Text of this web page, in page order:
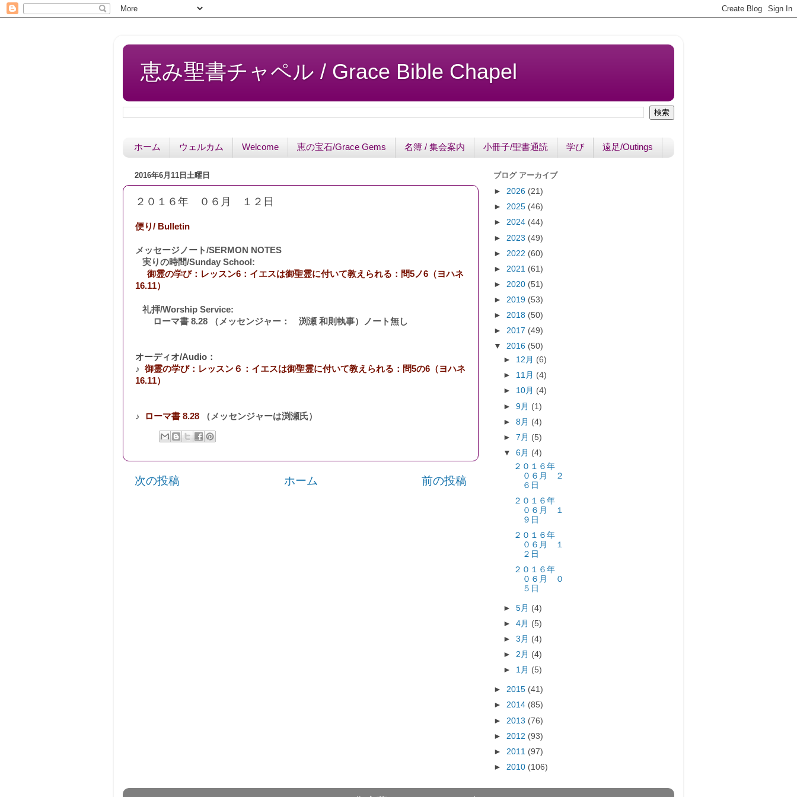
恵み聖書チャペル / Grace Bible Chapel
ホーム ウェルカム Welcome 恵の宝石/Grace Gems 名簿 / 集会案内 小冊子/聖書通読 学び 遠足/Outings
2016年6月11日土曜日
２０１６年 ０６月 １２日
便り/ Bulletin
メッセージノート/SERMON NOTES
実りの時間/Sunday School:
御霊の学び：レッスン6：イエスは御聖霊に付いて教えられる：問5ノ6（ヨハネ
16.11）
礼拝/Worship Service:
ローマ書 8.28 （メッセンジャー： 渕瀬 和則執事）ノート無し
オーディオ/Audio：
♪ 御霊の学び：レッスン６：イエスは御聖霊に付いて教えられる：問5の6（ヨハネ
16.11）
♪ ローマ書 8.28 （メッセンジャーは渕瀬氏）
次の投稿 前の投稿
ホーム
ブログ アーカイブ
► 2026 (21)
► 2025 (46)
► 2024 (44)
► 2023 (49)
► 2022 (60)
► 2021 (61)
► 2020 (51)
► 2019 (53)
► 2018 (50)
► 2017 (49)
▼ 2016 (50)
► 12月 (6)
► 11月 (4)
► 10月 (4)
►9月 (1)
►8月 (4)
►7月 (5)
▼6月 (4)
２０１６年
０６月 ２
６日
２０１６年
０６月 １
９日
２０１６年
０６月 １
２日
２０１６年
０６月 ０
５日
►5月 (4)
►4月 (5)
►3月 (4)
►2月 (4)
► 1月 (5)
► 2015 (41)
► 2014 (85)
► 2013 (76)
► 2012 (93)
► 2011 (97)
► 2010 (106)